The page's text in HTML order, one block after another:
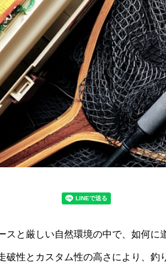
スと厳しい自然環境の中で、如何
破性とカスタム性の高さにより、